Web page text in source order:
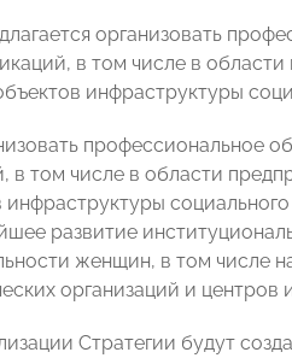
организовать
в том числе в
инфраструктуры
том числе в области
развитие
женщин, в том числе
организаций и центров
Стратегии будут